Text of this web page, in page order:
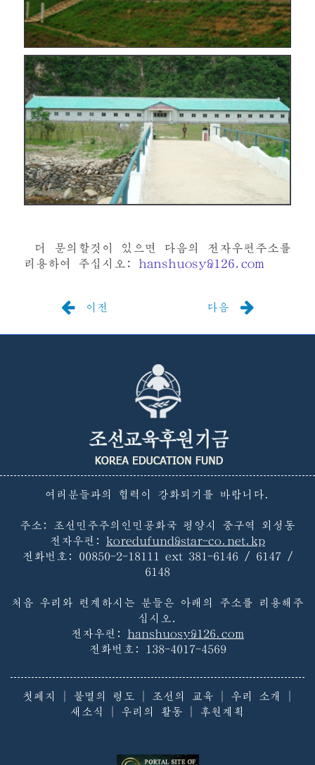
더 문의할것이 있으면 다음의 전자우편주소를
리용하여 주십시오: hanshuosy@126.com
이전 다음
여러분들과의 협력이 강화되기를 바랍니다.
주소: 조선민주주의인민공화국 평양시 중구역 외성동
전자우편: koredufund@star-co.net.kp
전화번호:
00850-2-18111 ext 381-6146 / 6147 /
6148
처음 우리와 련계하시는 분들은 아래의 주소를 리용해주
십시오.
전자우편: hanshuosy@126.com
전화번호: 138-4017-4569
첫페지 불멸의 령도 조선의 교육 우리 소개
새소식
우리의 활동 후원계획